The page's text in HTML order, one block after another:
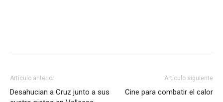
Artículo anterior
Desahucian a Cruz junto a sus
Artículo siguiente
Cine para combatir el calor